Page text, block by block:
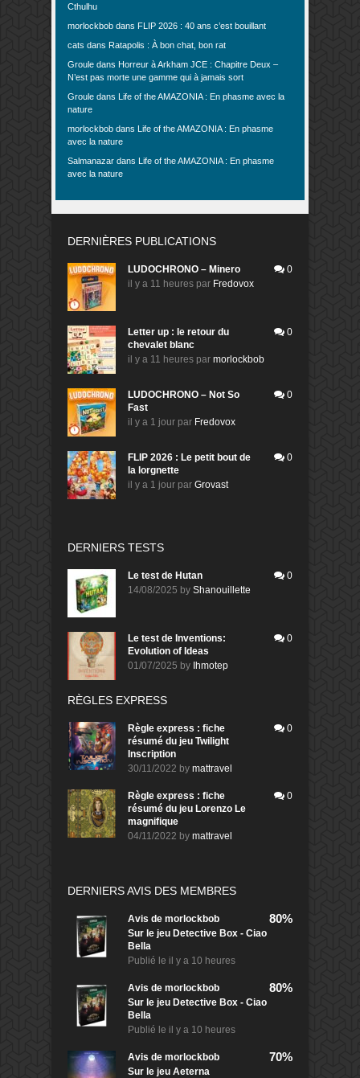
Cthulhu
morlockbob dans FLIP 2026 : 40 ans c’est bouillant
cats dans Ratapolis : À bon chat, bon rat
Groule dans Horreur à Arkham JCE : Chapitre Deux –
N’est pas morte une gamme qui à jamais sort
Groule dans Life of the AMAZONIA : En phasme avec la
nature
morlockbob dans Life of the AMAZONIA : En phasme
avec la nature
Salmanazar dans Life of the AMAZONIA : En phasme
avec la nature
DERNIÈRES PUBLICATIONS
LUDOCHRONO – Minero
il y a 11 heures par Fredovox
0
Letter up : le retour du
chevalet blanc
il y a 11 heures par morlockbob
0
LUDOCHRONO – Not So
Fast
il y a 1 jour par Fredovox
0
FLIP 2026 : Le petit bout de
la lorgnette
il y a 1 jour par Grovast
0
DERNIERS TESTS
Le test de Hutan
14/08/2025 by Shanouillette
0
Le test de Inventions:
Evolution of Ideas
01/07/2025 by Ihmotep
0
RÈGLES EXPRESS
Règle express : fiche
résumé du jeu Twilight
Inscription
30/11/2022 by mattravel
0
Règle express : fiche
résumé du jeu Lorenzo Le
magnifique
04/11/2022 by mattravel
0
DERNIERS AVIS DES MEMBRES
Avis de morlockbob
Sur le jeu Detective Box - Ciao
Bella
Publié le il y a 10 heures
80%
Avis de morlockbob
Sur le jeu Detective Box - Ciao
Bella
Publié le il y a 10 heures
80%
Avis de morlockbob
Sur le jeu Aeterna
70%